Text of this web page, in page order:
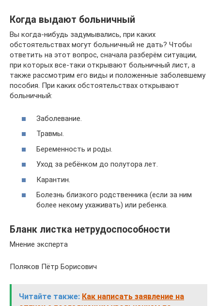
Когда выдают больничный
Вы когда-нибудь задумывались, при каких
обстоятельствах могут больничный не дать? Чтобы
ответить на этот вопрос, сначала разберём ситуации,
при которых все-таки открывают больничный лист, а
также рассмотрим его виды и положенные заболевшему
пособия. При каких обстоятельствах открывают
больничный:
Заболевание.
Травмы.
Беременность и роды.
Уход за ребёнком до полутора лет.
Карантин.
Болезнь близкого родственника (если за ним
более некому ухаживать) или ребенка.
Бланк листка нетрудоспособности
Мнение эксперта
Поляков Пётр Борисович
Читайте также: Как написать заявление на